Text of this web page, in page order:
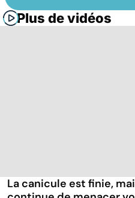
Plus de vidéos
La canicule est finie,